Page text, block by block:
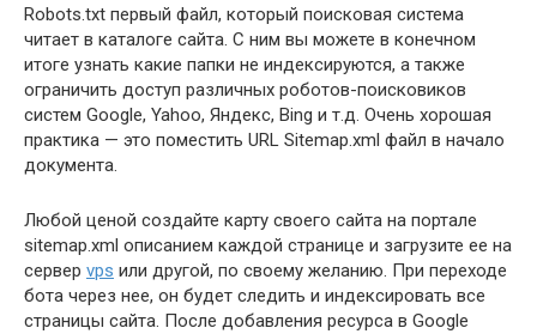
Robots.txt первый файл, который поисковая система
читает в каталоге сайта. С ним вы можете в конечном
итоге узнать какие папки не индексируются, а также
ограничить доступ различных роботов-поисковиков
систем Google, Yahoo, Яндекс, Bing и т.д. Очень хорошая
практика — это поместить URL Sitemap.xml файл в начало
документа.
Любой ценой создайте карту своего сайта на портале
sitemap.xml описанием каждой странице и загрузите ее на
сервер vps или другой, по своему желанию. При переходе
бота через нее, он будет следить и индексировать все
страницы сайта. После добавления ресурса в Google